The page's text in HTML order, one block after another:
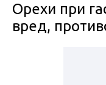
Орехи при
вред,